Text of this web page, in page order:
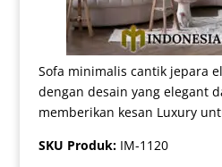
Sofa minimalis cantik jepara
dengan desain yang elegant
memberikan kesan Luxury
SKU Produk: IM-1120